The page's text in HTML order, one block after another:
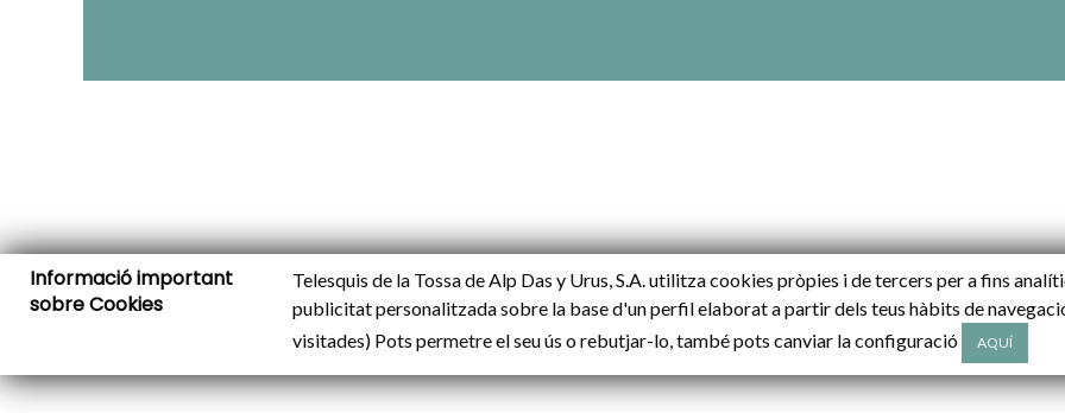
Informació important
sobre Cookies
Telesquis de la Tossa de Alp Das y Urus, S.A. utilitza cookies pròpies i de tercers per a fins
publicitat personalitzada sobre la base d'un perfil elaborat a partir dels teus hàbits de
visitades) Pots permetre el seu ús o rebutjar-lo, també pots canviar la configuració
AQUÍ